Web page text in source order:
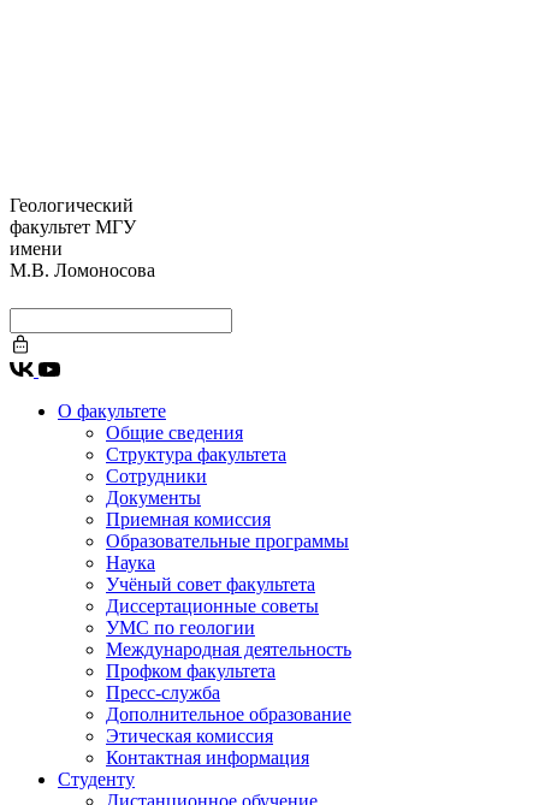
Геологический
факультет МГУ
имени
М.В. Ломоносова
О факультете
Общие сведения
Структура факультета
Сотрудники
Документы
Приемная комиссия
Образовательные программы
Наука
Учёный совет факультета
Диссертационные советы
УМС по геологии
Международная деятельность
Профком факультета
Пресс-служба
Дополнительное образование
Этическая комиссия
Контактная информация
Студенту
Дистанционное обучение